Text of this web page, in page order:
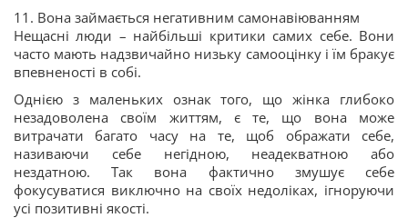
11. Вона займається негативним самонавіюванням
Нещасні люди – найбільші критики самих себе. Вони
часто мають надзвичайно низьку самооцінку і їм бракує
впевненості в собі.
Однією з маленьких ознак того, що жінка глибоко
незадоволена своїм життям, є те, що вона може
витрачати багато часу на те, щоб ображати себе,
називаючи себе негідною, неадекватною або
нездатною. Так вона фактично змушує себе
фокусуватися виключно на своїх недоліках, ігноруючи
усі позитивні якості.